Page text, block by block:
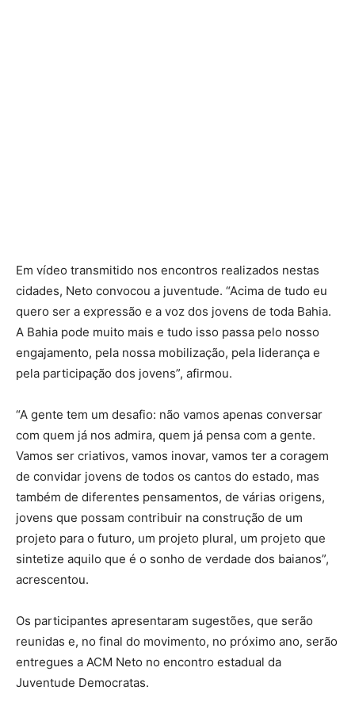
Em vídeo transmitido nos encontros realizados nestas
cidades, Neto convocou a juventude. “Acima de tudo eu
quero ser a expressão e a voz dos jovens de toda Bahia.
A Bahia pode muito mais e tudo isso passa pelo nosso
engajamento, pela nossa mobilização, pela liderança e
pela participação dos jovens”, afirmou.
“A gente tem um desafio: não vamos apenas conversar
com quem já nos admira, quem já pensa com a gente.
Vamos ser criativos, vamos inovar, vamos ter a coragem
de convidar jovens de todos os cantos do estado, mas
também de diferentes pensamentos, de várias origens,
jovens que possam contribuir na construção de um
projeto para o futuro, um projeto plural, um projeto que
sintetize aquilo que é o sonho de verdade dos baianos”,
acrescentou.
Os participantes apresentaram sugestões, que serão
reunidas e, no final do movimento, no próximo ano, serão
entregues a ACM Neto no encontro estadual da
Juventude Democratas.